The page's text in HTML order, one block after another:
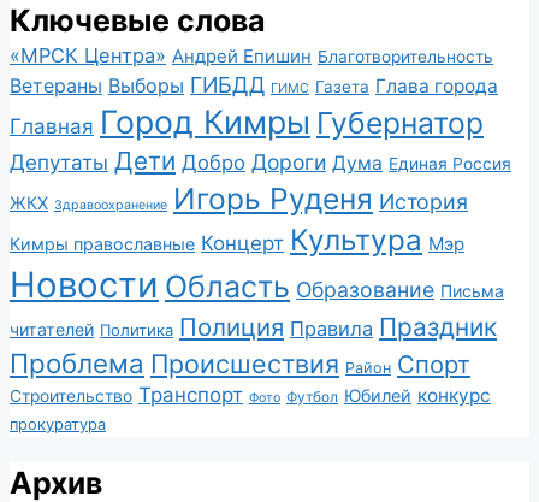
Ключевые слова
«МРСК Центра» Андрей Епишин Благотворительность
Ветераны Выборы ГИБДД ГИМС Газета Глава города
Главная Город Кимры Губернатор
Депутаты Дети Добро Дороги Дума Единая Россия
ЖКХ Здравоохранение Игорь Руденя История
Кимры православные Концерт Культура Мэр
Новости Область Образование Письма
читателей Политика Полиция Правила Праздник
Проблема Происшествия Район Спорт
Строительство Транспорт Фото Футбол Юбилей конкурс
прокуратура
Архив